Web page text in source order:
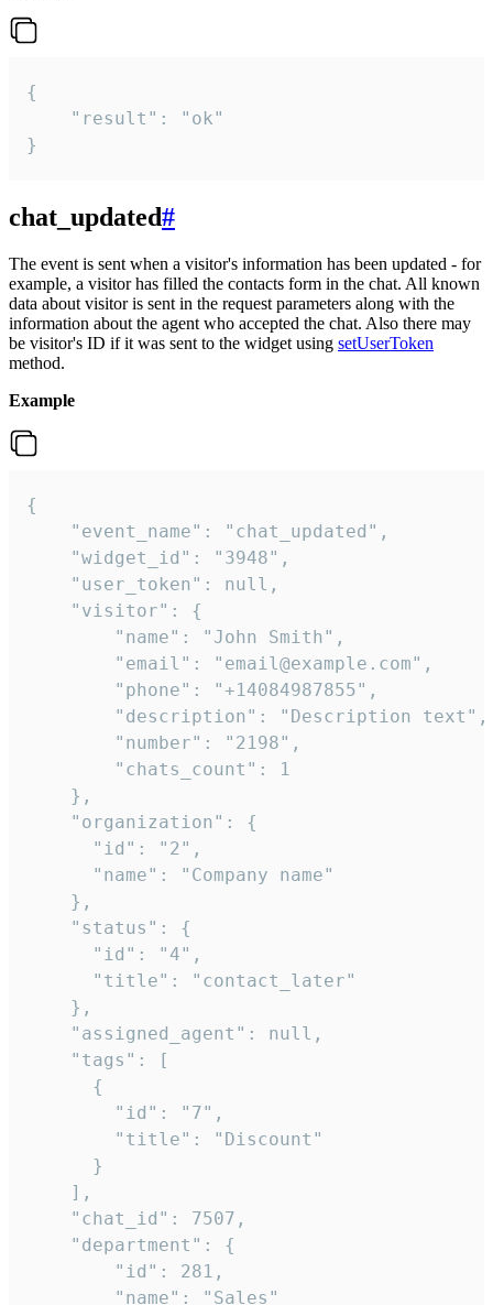
{
    "result": "ok"
}
chat_updated#
The event is sent when a visitor's information has been updated - for
example, a visitor has filled the contacts form in the chat. All known
data about visitor is sent in the request parameters along with the
information about the agent who accepted the chat. Also there may
be visitor's ID if it was sent to the widget using setUserToken
method.
Example
{
    "event_name": "chat_updated",
    "widget_id": "3948",
    "user_token": null,
    "visitor": {
        "name": "John Smith",
        "email": "email@example.com",
        "phone": "+14084987855",
        "description": "Description text",
        "number": "2198",
        "chats_count": 1
    },
    "organization": {
      "id": "2",
      "name": "Company name"
    },
    "status": {
      "id": "4",
      "title": "contact_later"
    },
    "assigned_agent": null,
    "tags": [
      {
        "id": "7",
        "title": "Discount"
      }
    ],
    "chat_id": 7507,
    "department": {
        "id": 281,
        "name": "Sales"